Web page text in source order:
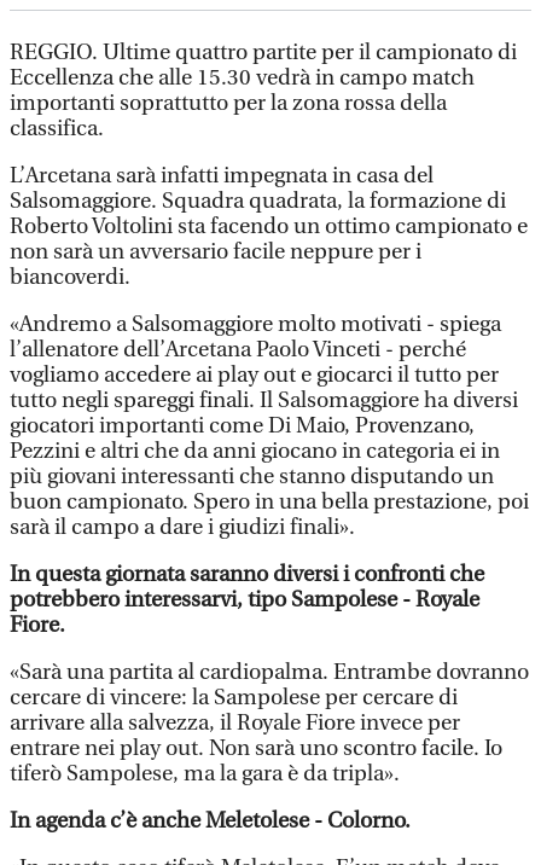
REGGIO. Ultime quattro partite per il campionato di
Eccellenza che alle 15.30 vedrà in campo match
importanti soprattutto per la zona rossa della
classifica.
L’Arcetana sarà infatti impegnata in casa del
Salsomaggiore. Squadra quadrata, la formazione di
Roberto Voltolini sta facendo un ottimo campionato e
non sarà un avversario facile neppure per i
biancoverdi.
«Andremo a Salsomaggiore molto motivati - spiega
l’allenatore dell’Arcetana Paolo Vinceti - perché
vogliamo accedere ai play out e giocarci il tutto per
tutto negli spareggi finali. Il Salsomaggiore ha diversi
giocatori importanti come Di Maio, Provenzano,
Pezzini e altri che da anni giocano in categoria ei in
più giovani interessanti che stanno disputando un
buon campionato. Spero in una bella prestazione, poi
sarà il campo a dare i giudizi finali».
In questa giornata saranno diversi i confronti che
potrebbero interessarvi, tipo Sampolese - Royale
Fiore.
«Sarà una partita al cardiopalma. Entrambe dovranno
cercare di vincere: la Sampolese per cercare di
arrivare alla salvezza, il Royale Fiore invece per
entrare nei play out. Non sarà uno scontro facile. Io
tiferò Sampolese, ma la gara è da tripla».
In agenda c’è anche Meletolese - Colorno.